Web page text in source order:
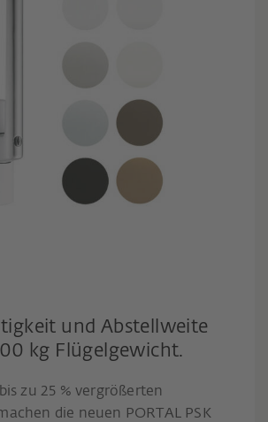
und Abstellweite
kg Flügelgewicht.
zu 25 % vergrößerten
die neuen PORTAL PSK